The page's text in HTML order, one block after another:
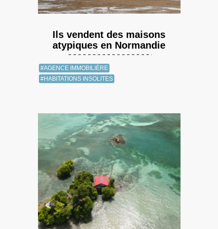
Ils vendent des maisons
atypiques en Normandie
#AGENCE IMMOBILIÈRE
#HABITATIONS INSOLITES